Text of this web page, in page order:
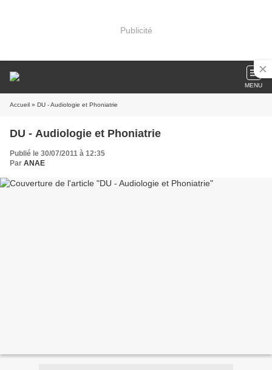
Publicité
MENU
Accueil » DU - Audiologie et Phoniatrie
DU - Audiologie et Phoniatrie
Publié le 30/07/2011 à 12:35
Par ANAE